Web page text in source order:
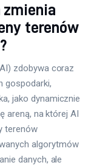
terenów
zdobywa coraz
gospodarki,
jako dynamicznie
areną, na której AI
terenów
algorytmów
danych, ale